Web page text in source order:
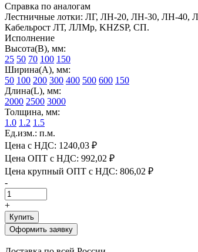
Справка по аналогам
Лестничные лотки: ЛГ, ЛН-20, ЛН-30, ЛН-
Кабельрост ЛТ, ЛЛМр, KHZSP, СП.
Исполнение
Высота(В), мм:
25 50 70 100 150
Ширина(А), мм:
50 100 200 300 400 500 600 150
Длина(L), мм:
2000 2500 3000
Толщина, мм:
1.0 1.2 1.5
Ед.изм.: п.м.
Цена с НДС: 1240,03 ₽
Цена ОПТ с НДС: 992,02 ₽
Цена крупный ОПТ с НДС: 806,02 ₽
-
+
Купить
Оформить заявку